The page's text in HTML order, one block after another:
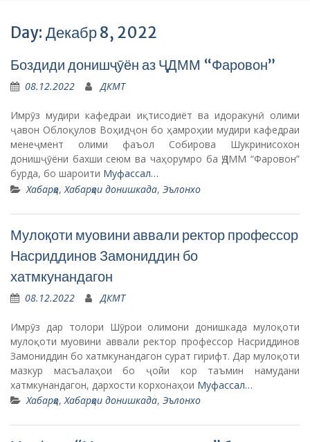
Day: Декабр 8, 2022
Боздиди донишҷӯён аз ҶДММ “Фаровон”
08.12.2022 ДКМТ
Имрӯз мудири кафедраи иқтисодиёт ва идоракунӣ олими
ҷавон Облоқулов Воҳидҷон бо ҳамроҳии мудири кафедраи
менеҷмент олими фаъол Собирова Шукринисохон
донишҷӯёни бахши сеюм ва чаҳорумро ба ҶДММ “Фаровон”
бурда, бо шароити Муфассал…
Хабарҳо, Хабарҳои донишкада, Эълонхо
Мулоқоти муовини аввали ректор профессор
Насриддинов Замониддин бо
хатмкунандагон
08.12.2022 ДКМТ
Имрӯз дар толори Шӯрои олимони донишкада мулоқоти
мулоқоти муовини аввали ректор профессор Насриддинов
Замониддин бо хатмкунандагон сурат гирифт. Дар мулоқоти
мазкур масъалаҳои бо ҷойи кор таъмин намудани
хатмкунандагон, дархости корхонаҳои Муфассал…
Хабарҳо,Хабарҳои донишкада, Эълонхо